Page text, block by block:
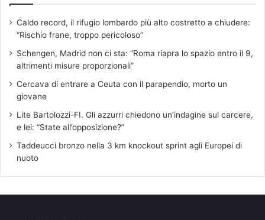
Caldo record, il rifugio lombardo più alto costretto a chiudere:
“Rischio frane, troppo pericoloso”
Schengen, Madrid non ci sta: “Roma riapra lo spazio entro il 9,
altrimenti misure proporzionali”
Cercava di entrare a Ceuta con il parapendio, morto un
giovane
Lite Bartolozzi-FI. Gli azzurri chiedono un’indagine sul carcere,
e lei: “State all’opposizione?”
Taddeucci bronzo nella 3 km knockout sprint agli Europei di
nuoto